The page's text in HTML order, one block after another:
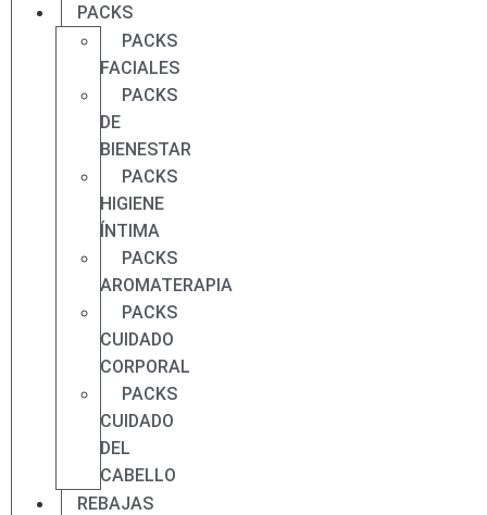
PACKS
PACKS
FACIALES
PACKS
DE
BIENESTAR
PACKS
HIGIENE
ÍNTIMA
PACKS
AROMATERAPIA
PACKS
CUIDADO
CORPORAL
PACKS
CUIDADO
DEL
CABELLO
REBAJAS